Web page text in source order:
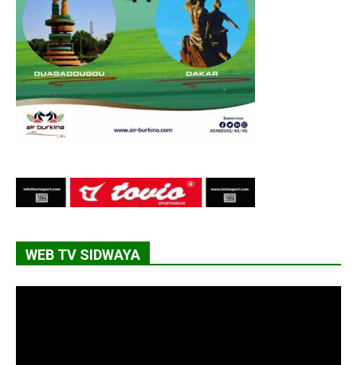
WEB TV SIDWAYA